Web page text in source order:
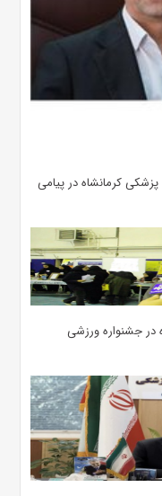
کرمانشاه در پیامی
در جشنواره ورزشی